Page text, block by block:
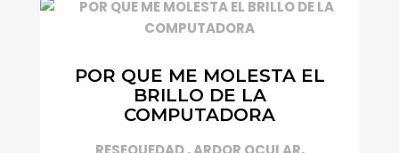
POR QUE ME MOLESTA EL
BRILLO DE LA
COMPUTADORA